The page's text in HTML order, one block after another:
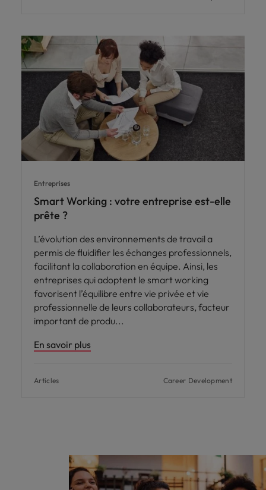
Entreprises
Smart Working : votre entreprise est-elle
prête ?
L’évolution des environnements de travail a
permis de fluidifier les échanges professionnels,
facilitant la collaboration en équipe. Ainsi, les
entreprises qui adoptent le smart working
favorisent l’équilibre entre vie privée et vie
professionnelle de leurs collaborateurs, facteur
important de produ
En savoir plus
Articles Career Development